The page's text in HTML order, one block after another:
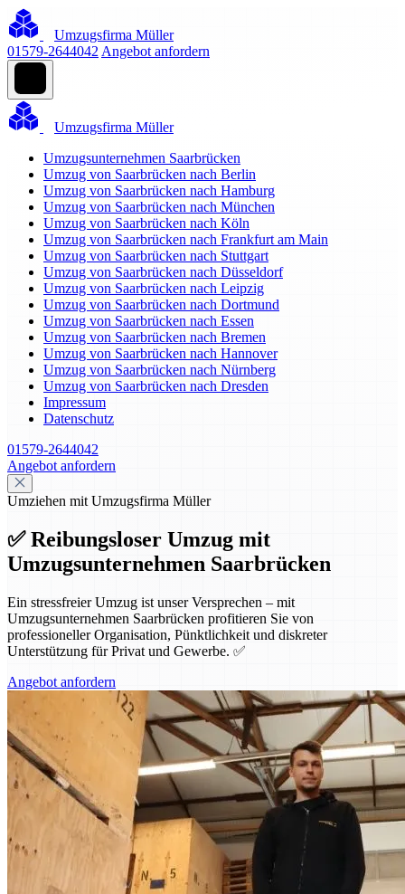
Umzugsfirma Müller
01579-2644042 Angebot anfordern
Umzugsfirma Müller
Umzugsunternehmen Saarbrücken
Umzug von Saarbrücken nach Berlin
Umzug von Saarbrücken nach Hamburg
Umzug von Saarbrücken nach München
Umzug von Saarbrücken nach Köln
Umzug von Saarbrücken nach Frankfurt am Main
Umzug von Saarbrücken nach Stuttgart
Umzug von Saarbrücken nach Düsseldorf
Umzug von Saarbrücken nach Leipzig
Umzug von Saarbrücken nach Dortmund
Umzug von Saarbrücken nach Essen
Umzug von Saarbrücken nach Bremen
Umzug von Saarbrücken nach Hannover
Umzug von Saarbrücken nach Nürnberg
Umzug von Saarbrücken nach Dresden
Impressum
Datenschutz
01579-2644042
Angebot anfordern
Umziehen mit Umzugsfirma Müller
✅ Reibungsloser Umzug mit
Umzugsunternehmen Saarbrücken
Ein stressfreier Umzug ist unser Versprechen – mit
Umzugsunternehmen Saarbrücken profitieren Sie von
professioneller Organisation, Pünktlichkeit und diskreter
Unterstützung für Privat und Gewerbe. ✅
Angebot anfordern